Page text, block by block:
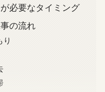
必要なタイミング
の流れ
り